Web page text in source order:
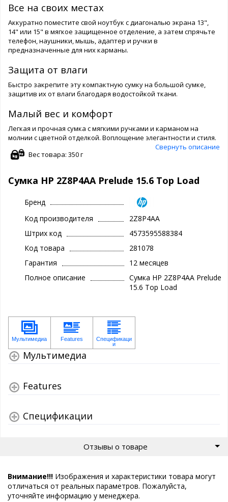
Все на своих местах
Аккуратно поместите свой ноутбук с диагональю экрана 13",
14" или 15" в мягкое защищенное отделение, а затем спрячьте
телефон, наушники, мышь, адаптер и ручки в
предназначенные для них карманы.
Защита от влаги
Быстро закрепите эту компактную сумку на большой сумке,
защитив их от влаги благодаря водостойкой ткани.
Малый вес и комфорт
Легкая и прочная сумка с мягкими ручками и карманом на
молнии с цветной отделкой. Воплощение элегантности и стиля.
Свернуть описание
Вес товара: 350 г
Сумка HP 2Z8P4AA Prelude 15.6 Top Load
Бренд
Код производителя
2Z8P4AA
Штрих код
4573595588384
Код товара
281078
Гарантия
12 месяцев
Полное описание
Сумка HP 2Z8P4AA Prelude
15.6 Top Load
Мультимедиа
Features
Спецификации
Отзывы о товаре
Внимание!!! Изображения и характеристики товара могут
отличаться от реальных параметров. Пожалуйста,
уточняйте информацию у менеджера.